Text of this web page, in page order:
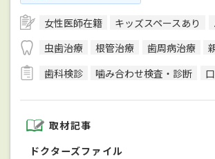
女性医師在籍 キッズスペースあり
虫歯治療
根管治療 歯周病治療
歯科検診
噛み合わせ検査・診断
取材記事
ドクターズファイル